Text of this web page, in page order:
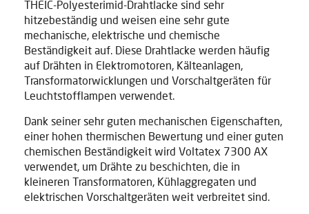
THEIC-Polyesterimid-Drahtlacke sind sehr
hitzebeständig und weisen eine sehr gute
mechanische, elektrische und chemische
Beständigkeit auf. Diese Drahtlacke werden häufig
auf Drähten in Elektromotoren, Kälteanlagen,
Transformatorwicklungen und Vorschaltgeräten für
Leuchtstofflampen verwendet.
Dank seiner sehr guten mechanischen Eigenschaften,
einer hohen thermischen Bewertung und einer guten
chemischen Beständigkeit wird Voltatex 7300 AX
verwendet, um Drähte zu beschichten, die in
kleineren Transformatoren, Kühlaggregaten und
elektrischen Vorschaltgeräten weit verbreitet sind.